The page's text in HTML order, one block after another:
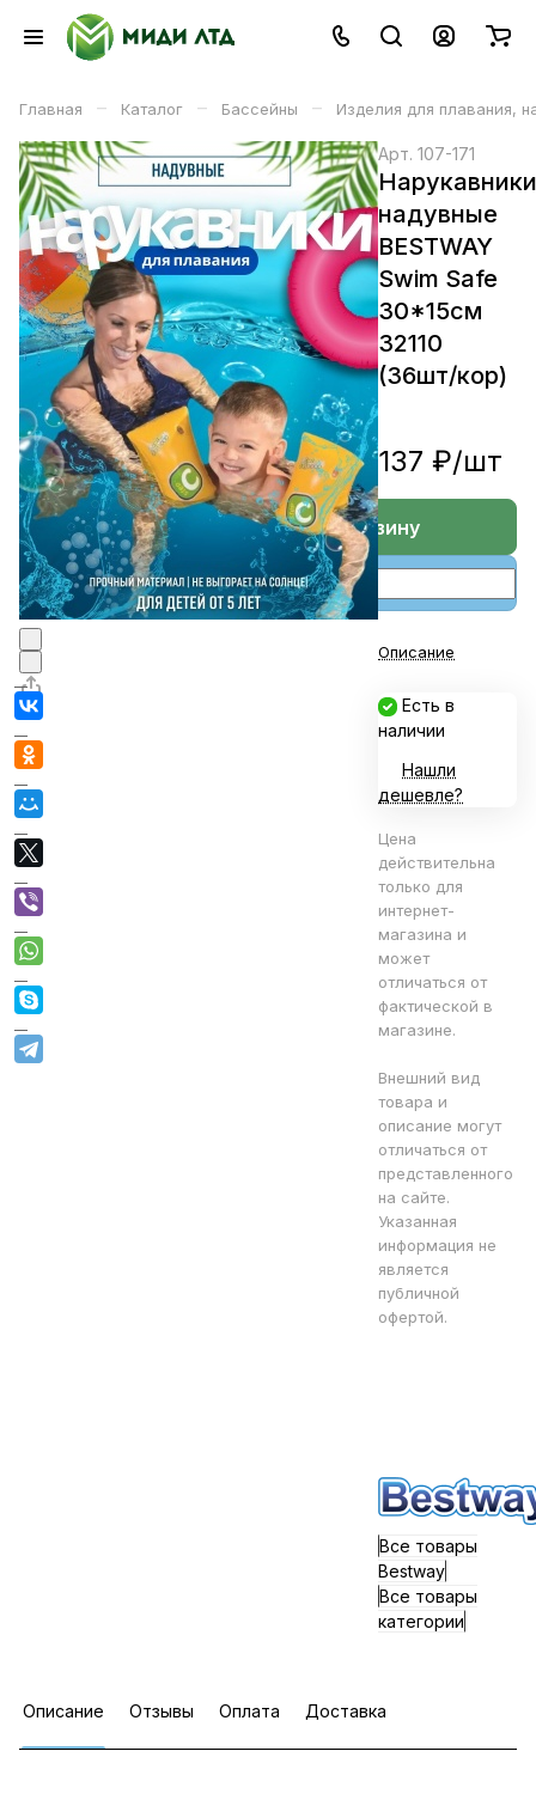
Главная – Каталог – Бассейны – Изделия для плавания,
Арт. 107-171
Нарукавники
надувные
BESTWAY
Swim Safe
30*15см
32110
(36шт/кор)
137 ₽/шт
В корзину
В корзине
Описание
Есть в
наличии
Нашли
дешевле?
Цена
действительна
только для
интернет-
магазина и
может
отличаться от
фактической в
магазине.
Внешний вид
товара и
описание могут
отличаться от
представленного
на сайте.
Указанная
информация не
является
публичной
офертой.
Все товары
Bestway
Все товары
категории
Описание Отзывы Оплата Доставка